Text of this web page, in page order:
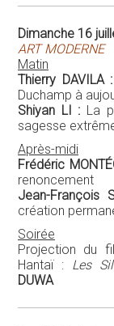
Dimanche 16
ART MODERNE
Matin
Thierry DAVILA :
Duchamp à
Shiyan LI : La
sagesse
Après-midi
Frédéric
renoncement
Jean-François
création
Soirée
Projection du
Hantaï : Les
DUWA